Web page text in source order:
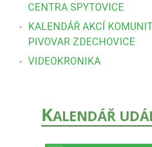
CENTRA SPYTOVICE
KALENDÁŘ AKCÍ
PIVOVAR ZDECHOVICE
VIDEOKRONIKA
KALENDÁŘ